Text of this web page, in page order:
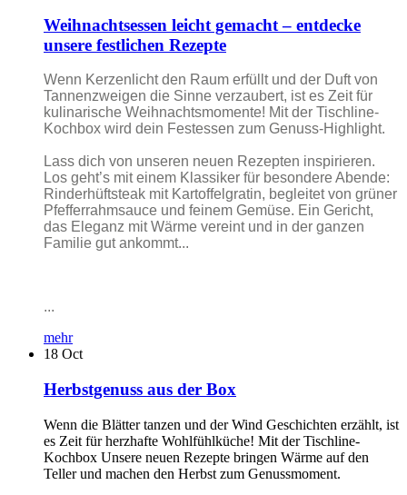
Weihnachtsessen leicht gemacht – entdecke
unsere festlichen Rezepte
Wenn Kerzenlicht den Raum erfüllt und der Duft von
Tannenzweigen die Sinne verzaubert, ist es Zeit für
kulinarische Weihnachtsmomente! Mit der Tischline-
Kochbox wird dein Festessen zum Genuss-Highlight.
Lass dich von unseren neuen Rezepten inspirieren.
Los geht’s mit einem Klassiker für besondere Abende:
Rinderhüftsteak mit Kartoffelgratin, begleitet von grüner
Pfefferrahmsauce und feinem Gemüse. Ein Gericht,
das Eleganz mit Wärme vereint und in der ganzen
Familie gut ankommt...
...
mehr
18 Oct
Herbstgenuss aus der Box
Wenn die Blätter tanzen und der Wind Geschichten erzählt, ist
es Zeit für herzhafte Wohlfühlküche! Mit der Tischline-
Kochbox Unsere neuen Rezepte bringen Wärme auf den
Teller und machen den Herbst zum Genussmoment.